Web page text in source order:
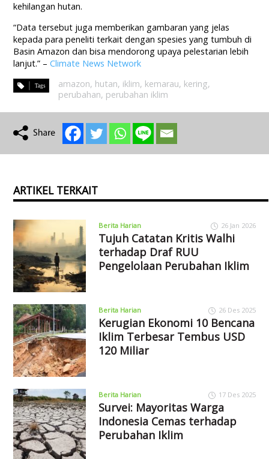
kehilangan hutan.
“Data tersebut juga memberikan gambaran yang jelas
kepada para peneliti terkait dengan spesies yang tumbuh di
Basin Amazon dan bisa mendorong upaya pelestarian lebih
lanjut.” –Climate News Network
amazon, hutan, iklim, kemarau, kering,
perubahan, perubahan iklim
ARTIKEL TERKAIT
Berita Harian 26 Jan 2026
Tujuh Catatan Kritis Walhi
terhadap Draf RUU
Pengelolaan Perubahan Iklim
Berita Harian 26 Des 2025
Kerugian Ekonomi 10 Bencana
Iklim Terbesar Tembus USD
120 Miliar
Berita Harian 17 Des 2025
Survei: Mayoritas Warga
Indonesia Cemas terhadap
Perubahan Iklim